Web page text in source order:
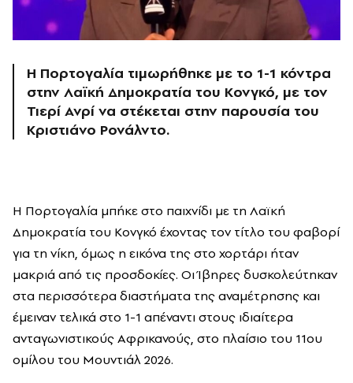
Η Πορτογαλία τιμωρήθηκε με το 1-1 κόντρα
στην Λαϊκή Δημοκρατία του Κονγκό, με τον
Τιερί Ανρί να στέκεται στην παρουσία του
Κριστιάνο Ρονάλντο.
Η Πορτογαλία μπήκε στο παιχνίδι με τη Λαϊκή
Δημοκρατία του Κονγκό έχοντας τον τίτλο του φαβορί
για τη νίκη, όμως η εικόνα της στο χορτάρι ήταν
μακριά από τις προσδοκίες. Οι Ίβηρες δυσκολεύτηκαν
στα περισσότερα διαστήματα της αναμέτρησης και
έμειναν τελικά στο 1-1 απέναντι στους ιδιαίτερα
ανταγωνιστικούς Αφρικανούς, στο πλαίσιο του 11ου
ομίλου του Μουντιάλ 2026.